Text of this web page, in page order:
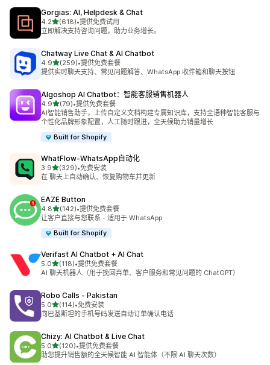
Gorgias: AI, Helpdesk & Chat
4.2星（满分 5 星）
(618)
总共 618 条评论
•提供免费试用
立即解决支持咨询问题，助力业务增长。
Chatway Live Chat & AI Chatbot
4.9星（满分 5 星）
(259)
总共 259 条评论
•提供免费套餐
提供实时聊天支持、常见问题解答、WhatsApp 收件箱和聊天按钮
Algoshop AI Chatbot：智能客服销售机器人
4.9星（满分 5 星）
(79)
总共 79 条评论
•提供免费套餐
AI智能销售助手，上传自定义文档构建专属知识库，支持全语种智能客服与
个性化品牌形象配置，人工随时跟进，全天候助力销量增长
Built for Shopify
WhatFlow‑WhatsApp自动化
3.9星（满分 5 星）
(329)
总共 329 条评论
•免费安装
在 聊天上自动确认、恢复购物车并更新
EAZE Button
4.8星（满分 5 星）
(142)
总共 142 条评论
•提供免费套餐
让客户直接与您联系 - 适用于 WhatsApp
Built for Shopify
Verifast AI Chatbot + AI Chat
5.0星（满分 5 星）
(118)
总共 118 条评论
•提供免费套餐
AI 聊天机器人（用于挽回弃单、客户服务和常见问题的 ChatGPT）
Robo Calls ‑ Pakistan
5.0星（满分 5 星）
(114)
总共 114 条评论
•免费安装
向巴基斯坦的手机号码发送自动订单确认电话
Chizy: AI Chatbot & Live Chat
5.0星（满分 5 星）
(120)
总共 120 条评论
•提供免费套餐
助您提升销售额的全天候智能 AI 智能体（不限 AI 聊天次数）